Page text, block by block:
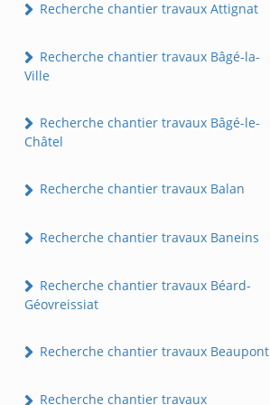
Recherche chantier travaux Attignat
Recherche chantier travaux Bâgé-la-
Ville
Recherche chantier travaux Bâgé-le-
Châtel
Recherche chantier travaux Balan
Recherche chantier travaux Baneins
Recherche chantier travaux Béard-
Géovreissiat
Recherche chantier travaux Beaupont
Recherche chantier travaux